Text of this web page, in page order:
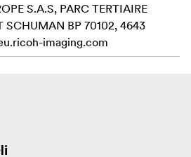
S.A.S, PARC TERTIAIRE
SCHUMAN BP 70102, 4643
imaging.com